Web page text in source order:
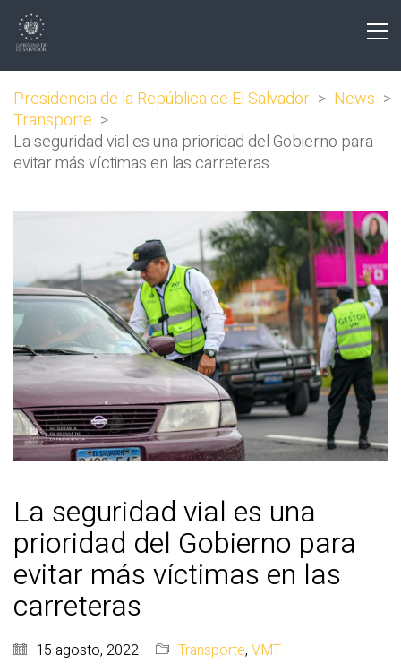
Presidencia de la República de El Salvador > News >
Transporte >
La seguridad vial es una prioridad del Gobierno para
evitar más víctimas en las carreteras
La seguridad vial es una
prioridad del Gobierno para
evitar más víctimas en las
carreteras
15 agosto, 2022 Transporte, VMT